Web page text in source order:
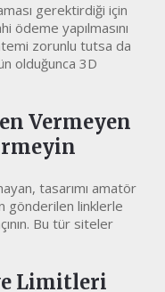
gerektirdiği için
ödeme yapılmasını
zorunlu tutsa da
olduğunca 3D
Vermeyen
tasarımı amatör
gönderilen linklerle
Bu tür siteler
Limitleri